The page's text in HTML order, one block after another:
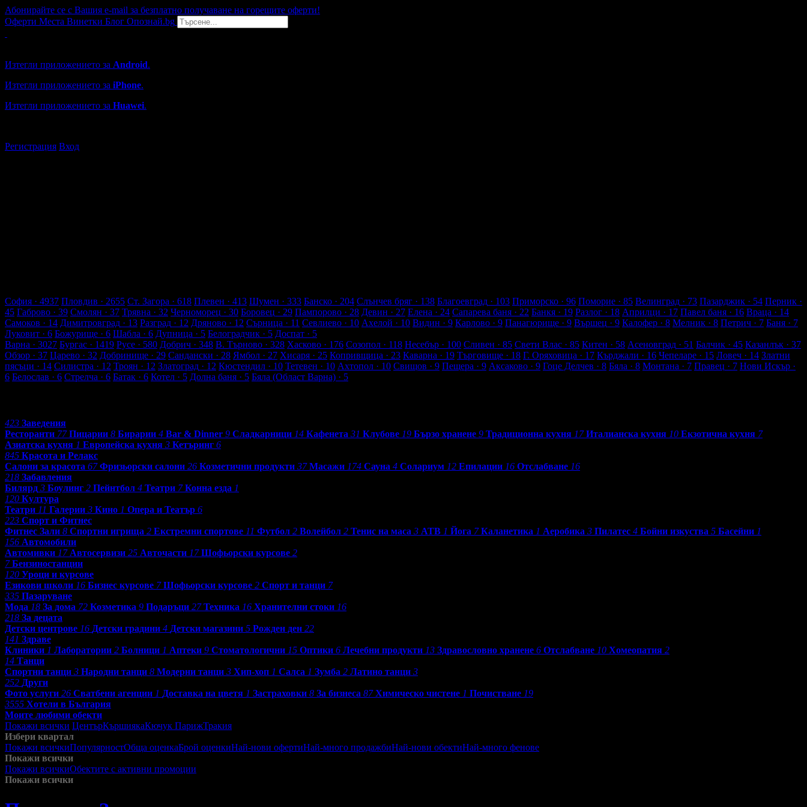
Абонирайте се с Вашия e-mail за безплатно получаване на горещите оферти!
Оферти Места Винетки Блог Опознай.bg
Изтегли приложението за Android.
Изтегли приложението за iPhone.
Изтегли приложението за Huawei.
Регистрация Вход
София · 4937 Пловдив · 2655 Ст. Загора · 618 Плевен · 413 Шумен · 333 Банско · 204 Слънчев бряг · 138 Благоевград · 103 Приморско · 96 Поморие · 85 Велинград · 73 Пазарджик · 54 Перник ·
45 Габрово · 39 Смолян · 37 Трявна · 32 Черноморец · 30 Боровец · 29 Пампорово · 28 Девин · 27 Елена · 24 Сапарева баня · 22 Банкя · 19 Разлог · 18 Априлци · 17 Павел баня · 16 Враца · 14
Самоков · 14 Димитровград · 13 Разград · 12 Дряново · 12 Сърница · 11 Севлиево · 10 Ахелой · 10 Видин · 9 Карлово · 9 Панагюрище · 9 Вършец · 9 Калофер · 8 Мелник · 8 Петрич · 7 Баня · 7
Луковит · 6 Божурище · 6 Шабла · 6 Дупница · 5 Белоградчик · 5 Доспат · 5
Варна · 3027 Бургас · 1419 Русе · 580 Добрич · 348 В. Търново · 328 Хасково · 176 Созопол · 118 Несебър · 100 Сливен · 85 Свети Влас · 85 Китен · 58 Асеновград · 51 Балчик · 45 Казанлък · 37
Обзор · 37 Царево · 32 Добринище · 29 Сандански · 28 Ямбол · 27 Хисаря · 25 Копривщица · 23 Каварна · 19 Търговище · 18 Г. Оряховица · 17 Кърджали · 16 Чепеларе · 15 Ловеч · 14 Златни
пясъци · 14 Силистра · 12 Троян · 12 Златоград · 12 Кюстендил · 10 Тетевен · 10 Ахтопол · 10 Свищов · 9 Пещера · 9 Аксаково · 9 Гоце Делчев · 8 Бяла · 8 Монтана · 7 Правец · 7 Нови Искър ·
6 Белослав · 6 Стрелча · 6 Батак · 6 Котел · 5 Долна баня · 5 Бяла (Област Варна) · 5
423 Заведения
Ресторанти 77 Пицарии 8 Бирарии 4 Bar & Dinner 9 Сладкарници 14 Кафенета 31 Клубове 19 Бързо хранене 9 Традиционна кухня 17 Италианска кухня 10 Екзотична кухня 7
Азиатска кухня 1 Европейска кухня 3 Кетъринг 6
845 Красота и Релакс
Салони за красота 67 Фризьорски салони 26 Козметични продукти 37 Масажи 174 Сауна 4 Солариум 12 Епилации 16 Отслабване 16
218 Забавления
Билярд 3 Боулинг 2 Пейнтбол 4 Театри 7 Конна езда 1
120 Култура
Театри 11 Галерии 3 Кино 1 Опера и Театър 6
223 Спорт и Фитнес
Фитнес Зали 8 Спортни игрища 2 Екстремни спортове 11 Футбол 2 Волейбол 2 Тенис на маса 3 АТВ 1 Йога 7 Каланетика 1 Аеробика 3 Пилатес 4 Бойни изкуства 5 Басейни 1
156 Автомобили
Автомивки 17 Автосервизи 25 Авточасти 17 Шофьорски курсове 2
7 Бензиностанции
120 Уроци и курсове
Езикови школи 16 Бизнес курсове 7 Шофьорски курсове 2 Спорт и танци 7
335 Пазаруване
Мода 18 За дома 72 Козметика 9 Подаръци 27 Техника 16 Хранителни стоки 16
218 За децата
Детски центрове 16 Детски градини 4 Детски магазини 5 Рожден ден 22
141 Здраве
Клиники 1 Лаборатории 2 Болници 1 Аптеки 9 Стоматологични 15 Оптики 6 Лечебни продукти 13 Здравословно хранене 6 Отслабване 10 Хомеопатия 2
14 Танци
Спортни танци 3 Народни танци 8 Модерни танци 3 Хип-хоп 1 Салса 1 Зумба 2 Латино танци 3
252 Други
Фото услуги 26 Сватбени агенции 1 Доставка на цветя 1 Застраховки 8 За бизнеса 87 Химическо чистене 1 Почистване 19
3555 Хотели в България
Моите любими обекти
Покажи всички ЦентърКършиякаКючук ПарижТракия
Избери квартал
Покажи всичкиПопулярностОбща оценкаБрой оценкиНай-нови офертиНай-много продажбиНай-нови обектиНай-много фенове
Покажи всички
Покажи всичкиОбектите с активни промоции
Покажи всички